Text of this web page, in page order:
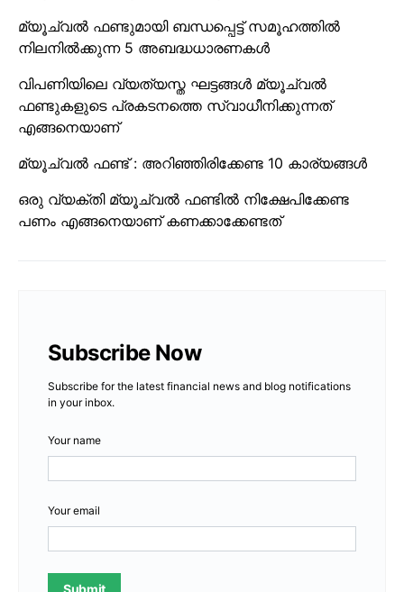
മ്യൂച്വൽ ഫണ്ടുമായി ബന്ധപ്പെട്ട് സമൂഹത്തിൽ
നിലനിൽക്കുന്ന 5 അബദ്ധധാരണകൾ
വിപണിയിലെ വ്യത്യസ്ത ഘട്ടങ്ങൾ മ്യൂച്വൽ
ഫണ്ടുകളുടെ പ്രകടനത്തെ സ്വാധീനിക്കുന്നത്
എങ്ങനെയാണ്
മ്യൂച്വൽ ഫണ്ട് : അറിഞ്ഞിരിക്കേണ്ട 10 കാര്യങ്ങൾ
ഒരു വ്യക്തി മ്യൂച്വൽ ഫണ്ടിൽ നിക്ഷേപിക്കേണ്ട
പണം എങ്ങനെയാണ് കണക്കാക്കേണ്ടത്
Subscribe Now
Subscribe for the latest financial news and blog notifications
in your inbox.
Your name
Your email